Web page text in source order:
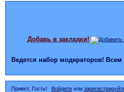
Добавь в закладки!
Ведется набор модераторов!
Привет, Гость! Войдитеили